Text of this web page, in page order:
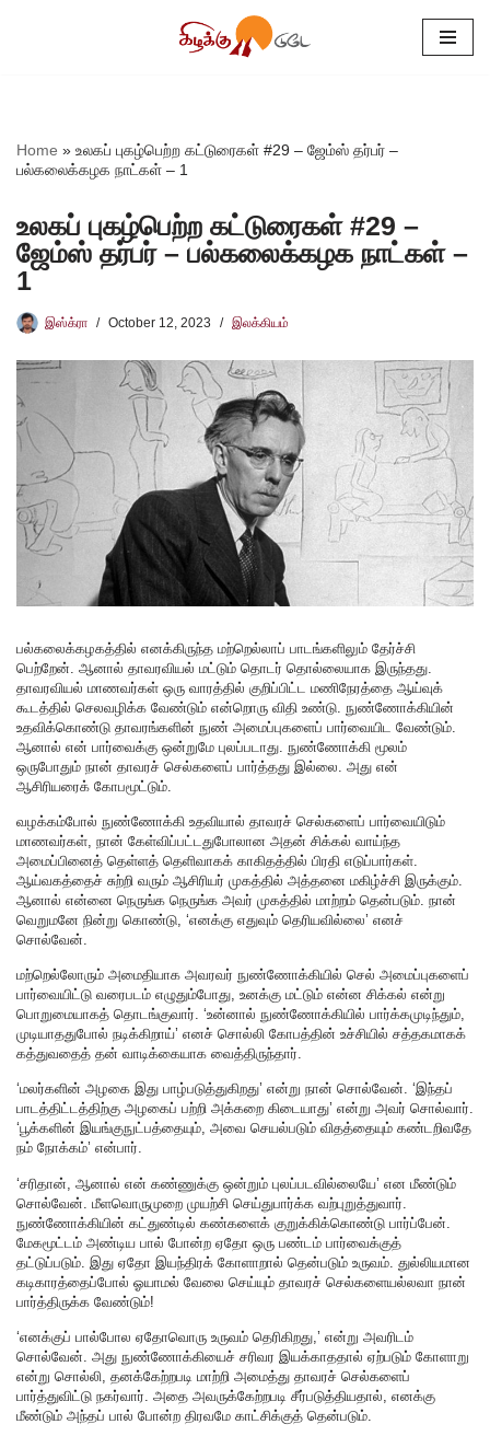
Home » உலகப் புகழ்பெற்ற கட்டுரைகள் #29 – ஜேம்ஸ் தர்பர் –
பல்கலைக்கழக நாட்கள் – 1
உலகப் புகழ்பெற்ற கட்டுரைகள் #29 –
ஜேம்ஸ் தர்பர் – பல்கலைக்கழக நாட்கள் –
1
இஸ்க்ரா October 12, 2023 இலக்கியம்
பல்கலைக்கழகத்தில் எனக்கிருந்த மற்றெல்லாப் பாடங்களிலும் தேர்ச்சி
பெற்றேன். ஆனால் தாவரவியல் மட்டும் தொடர் தொல்லையாக இருந்தது.
தாவரவியல் மாணவர்கள் ஒரு வாரத்தில் குறிப்பிட்ட மணிநேரத்தை ஆய்வுக்
கூடத்தில் செலவழிக்க வேண்டும் என்றொரு விதி உண்டு. நுண்ணோக்கியின்
உதவிக்கொண்டு தாவரங்களின் நுண் அமைப்புகளைப் பார்வையிட வேண்டும்.
ஆனால் என் பார்வைக்கு ஒன்றுமே புலப்படாது. நுண்ணோக்கி மூலம்
ஒருபோதும் நான் தாவரச் செல்களைப் பார்த்தது இல்லை. அது என்
ஆசிரியரைக் கோபமூட்டும்.
வழக்கம்போல் நுண்ணோக்கி உதவியால் தாவரச் செல்களைப் பார்வையிடும்
மாணவர்கள், நான் கேள்விப்பட்டதுபோலான அதன் சிக்கல் வாய்ந்த
அமைப்பினைத் தெள்ளத் தெளிவாகக் காகிதத்தில் பிரதி எடுப்பார்கள்.
ஆய்வகத்தைச் சுற்றி வரும் ஆசிரியர் முகத்தில் அத்தனை மகிழ்ச்சி இருக்கும்.
ஆனால் என்னை நெருங்க நெருங்க அவர் முகத்தில் மாற்றம் தென்படும். நான்
வெறுமனே நின்று கொண்டு, ‘எனக்கு எதுவும் தெரியவில்லை’ எனச்
சொல்வேன்.
மற்றெல்லோரும் அமைதியாக அவரவர் நுண்ணோக்கியில் செல் அமைப்புகளைப்
பார்வையிட்டு வரைபடம் எழுதும்போது, உனக்கு மட்டும் என்ன சிக்கல் என்று
பொறுமையாகத் தொடங்குவார். ‘உன்னால் நுண்ணோக்கியில் பார்க்கமுடிந்தும்,
முடியாததுபோல் நடிக்கிறாய்’ எனச் சொல்லி கோபத்தின் உச்சியில் சத்தகமாகக்
கத்துவதைத் தன் வாடிக்கையாக வைத்திருந்தார்.
‘மலர்களின் அழகை இது பாழ்படுத்துகிறது’ என்று நான் சொல்வேன். ‘இந்தப்
பாடத்திட்டத்திற்கு அழகைப் பற்றி அக்கறை கிடையாது’ என்று அவர் சொல்வார்.
‘பூக்களின் இயங்குநுட்பத்தையும், அவை செயல்படும் விதத்தையும் கண்டறிவதே
நம் நோக்கம்’ என்பார்.
‘சரிதான், ஆனால் என் கண்ணுக்கு ஒன்றும் புலப்படவில்லையே’ என மீண்டும்
சொல்வேன். மீளவொருமுறை முயற்சி செய்துபார்க்க வற்புறுத்துவார்.
நுண்ணோக்கியின் கட்துண்டில் கண்களைக் குறுக்கிக்கொண்டு பார்ப்பேன்.
மேகமூட்டம் அண்டிய பால் போன்ற ஏதோ ஒரு பண்டம் பார்வைக்குத்
தட்டுப்படும். இது ஏதோ இயந்திரக் கோளாறால் தென்படும் உருவம். துல்லியமான
கடிகாரத்தைப்போல் ஓயாமல் வேலை செய்யும் தாவரச் செல்களையல்லவா நான்
பார்த்திருக்க வேண்டும்!
‘எனக்குப் பால்போல ஏதோவொரு உருவம் தெரிகிறது,’ என்று அவரிடம்
சொல்வேன். அது நுண்ணோக்கியைச் சரிவர இயக்காததால் ஏற்படும் கோளாறு
என்று சொல்லி, தனக்கேற்றபடி மாற்றி அமைத்து தாவரச் செல்களைப்
பார்த்துவிட்டு நகர்வார். அதை அவருக்கேற்றபடி சீர்படுத்தியதால், எனக்கு
மீண்டும் அந்தப் பால் போன்ற திரவமே காட்சிக்குத் தென்படும்.